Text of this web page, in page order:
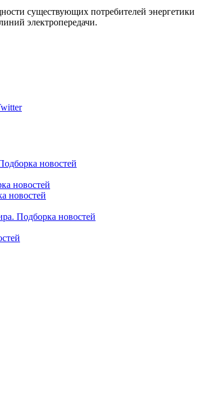
существующих потребителей
электропередачи.
новостей
новостей
новостей
Подборка новостей